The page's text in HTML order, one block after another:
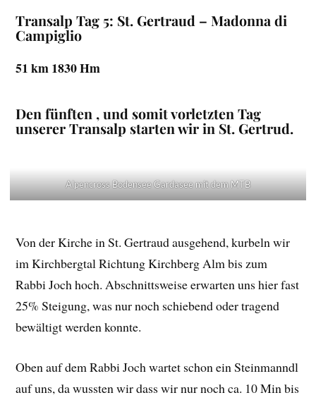
Transalp Tag 5: St. Gertraud – Madonna di
Campiglio
51 km 1830 Hm
Den fünften , und somit vorletzten Tag
unserer Transalp starten wir in St. Gertrud.
Alpencross Bodensee Gardasee mit dem MTB
Von der Kirche in St. Gertraud ausgehend, kurbeln wir
im Kirchbergtal Richtung Kirchberg Alm bis zum
Rabbi Joch hoch. Abschnittsweise erwarten uns hier fast
25% Steigung, was nur noch schiebend oder tragend
bewältigt werden konnte.
Oben auf dem Rabbi Joch wartet schon ein Steinmanndl
auf uns, da wussten wir dass wir nur noch ca. 10 Min bis